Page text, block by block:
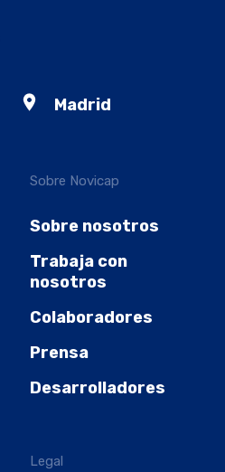
Sobre Novicap
Sobre nosotros
Trabaja con
nosotros
Colaboradores
Prensa
Desarrolladores
Legal
Madrid